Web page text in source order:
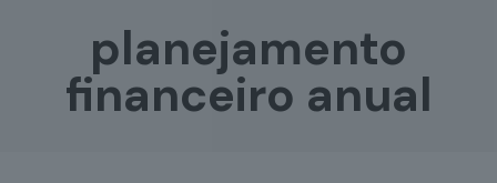
planejamento
financeiro anual